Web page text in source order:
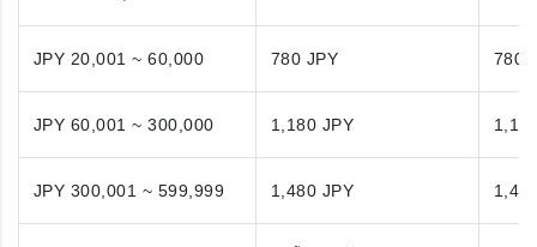
JPY 20,001 ~ 60,000 780 JPY 780
JPY 60,001 ~ 300,000 1,180 JPY
JPY 300,001 ~ 599,999 1,480 JPY